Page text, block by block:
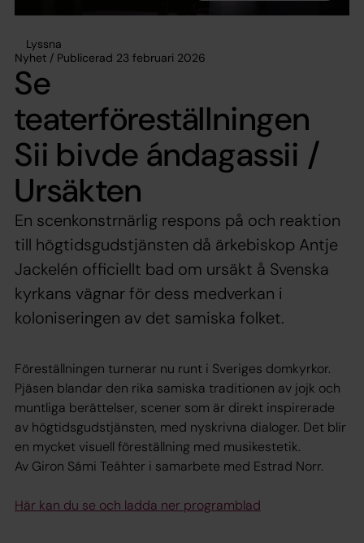
Lyssna
Nyhet / Publicerad 23 februari 2026
Se
teaterföreställningen
Sii bivde ándagassii /
Ursäkten
En scenkonstrnärlig respons på och reaktion
till högtidsgudstjänsten då ärkebiskop Antje
Jackelén officiellt bad om ursäkt å Svenska
kyrkans vägnar för dess medverkan i
koloniseringen av det samiska folket.
Föreställningen turnerar nu runt i Sveriges domkyrkor.
Pjäsen blandar den rika samiska traditionen av jojk och
muntliga berättelser, scener som är direkt inspirerade
av högtidsgudstjänsten, med nyskrivna dialoger. Det blir
en mycket visuell föreställning med musikestetik.
Av Giron Sámi Teáhter i samarbete med Estrad Norr.
Här kan du se och ladda ner programblad